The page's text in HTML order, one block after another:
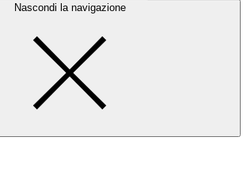
Nascondi la navigazione